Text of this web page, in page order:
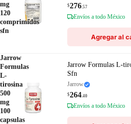
mg
120
comprimidos
sfn
$276.57
Envíos a todo México
Agregar al
Jarrow
Formulas
L-
tirosina
500
mg
100
capsulas
Jarrow Formulas L-
Sfn
Jarrow
$264.40
Envíos a todo México